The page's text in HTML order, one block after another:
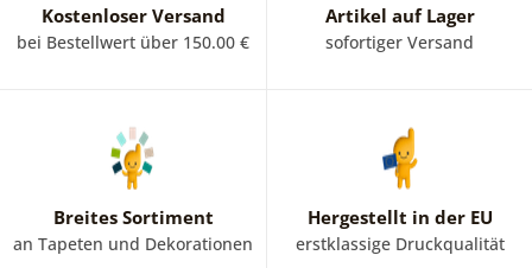
Kostenloser Versand
bei Bestellwert über 150.00 €
Artikel auf Lager
sofortiger Versand
Breites Sortiment
an Tapeten und Dekorationen
Hergestellt in der EU
erstklassige Druckqualität